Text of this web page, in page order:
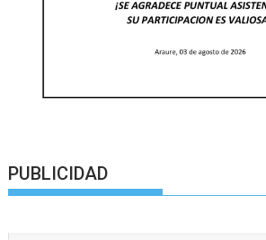
PUBLICIDAD